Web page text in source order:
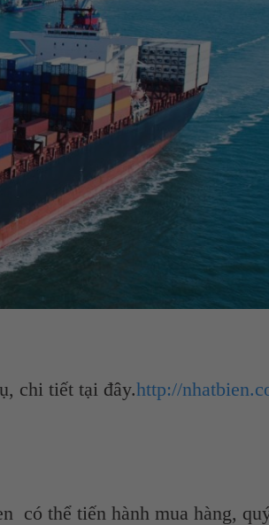
chi tiết tại đây.http://
có thể tiến hành mua hàng,